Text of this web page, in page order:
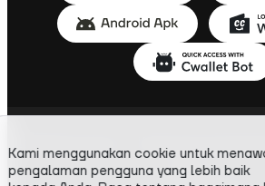
Cwallet s.r.o.
Kami menggunakan cookie untuk
pengalaman pengguna yang lebih baik